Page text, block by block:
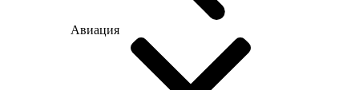
Авиация